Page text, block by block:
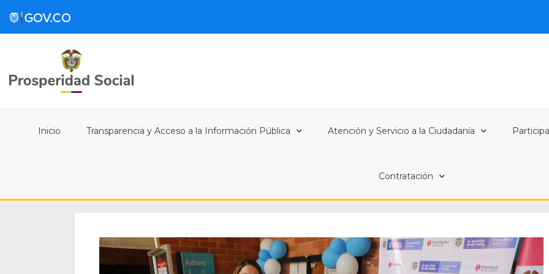
Inicio Transparencia y Acceso a la Información Pública Atención y Servicio a la Ciudadanía Participa
Contratación